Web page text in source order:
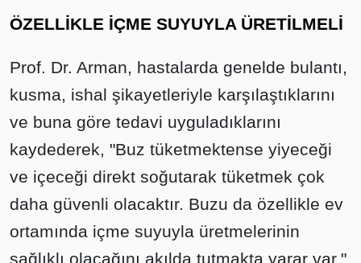
ÖZELLİKLE İÇME SUYUYLA ÜRETİLMELİ
Prof. Dr. Arman, hastalarda genelde bulantı,
kusma, ishal şikayetleriyle karşılaştıklarını
ve buna göre tedavi uyguladıklarını
kaydederek, "Buz tüketmektense yiyeceği
ve içeceği direkt soğutarak tüketmek çok
daha güvenli olacaktır. Buzu da özellikle ev
ortamında içme suyuyla üretmelerinin
sağlıklı olacağını akılda tutmakta yarar var."